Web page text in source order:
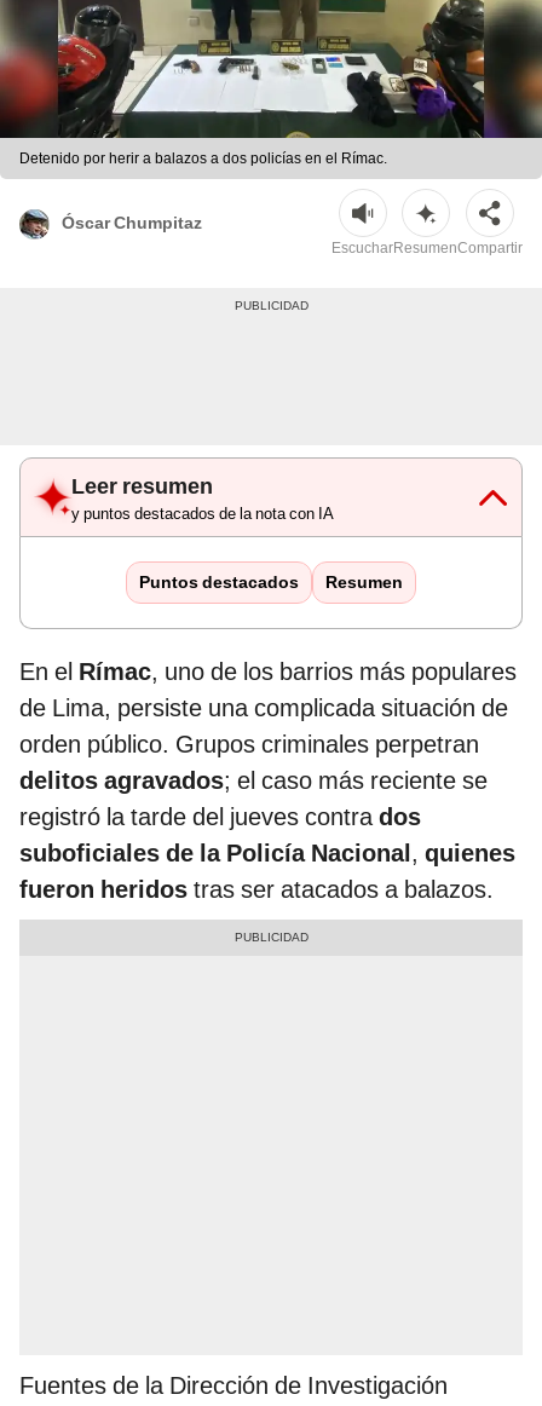
Detenido por herir a balazos a dos policías en el Rímac.
Óscar Chumpitaz
EscucharResumenCompartir
Leer resumen
y puntos destacados de la nota con IA
Puntos destacados Resumen
En el Rímac, uno de los barrios más populares
de Lima, persiste una complicada situación de
orden público. Grupos criminales perpetran
delitos agravados; el caso más reciente se
registró la tarde del jueves contrados
suboficiales de la Policía Nacional, quienes
fueron heridos tras ser atacados a balazos.
Fuentes de la Dirección de Investigación